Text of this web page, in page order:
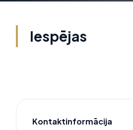
Iespējas
Kontaktinformācija